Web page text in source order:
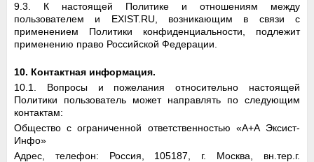
9.3. К настоящей Политике и отношениям между
пользователем и EXIST.RU, возникающим в связи с
применением Политики конфиденциальности, подлежит
применению право Российской Федерации.
10. Контактная информация.
10.1. Вопросы и пожелания относительно настоящей
Политики пользователь может направлять по следующим
контактам:
Общество с ограниченной ответственностью «А+А Эксист-
Инфо»
Адрес, телефон: Россия, 105187, г. Москва, вн.тер.г.